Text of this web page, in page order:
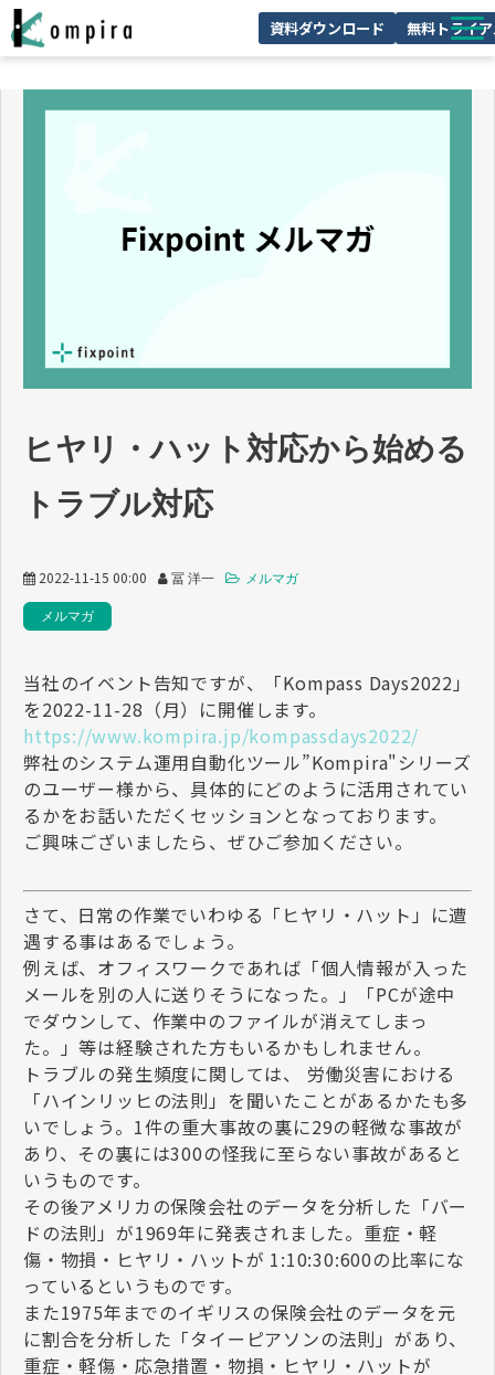
資料ダウンロード 無料トライ
技術情報
ヒヤリ・ハット対応から始める
トラブル対応
2022-11-15 00:00 冨 洋一 メルマガ
メルマガ
当社のイベント告知ですが、「Kompass Days2022」
を2022-11-28（月）に開催します。
https://www.kompira.jp/kompassdays2022/
弊社のシステム運用自動化ツール”Kompira"シリーズ
のユーザー様から、具体的にどのように活用されてい
るかをお話いただくセッションとなっております。
ご興味ございましたら、ぜひご参加ください。
さて、日常の作業でいわゆる「ヒヤリ・ハット」に遭
遇する事はあるでしょう。
例えば、オフィスワークであれば「個人情報が入った
メールを別の人に送りそうになった。」「PCが途中
でダウンして、作業中のファイルが消えてしまっ
た。」等は経験された方もいるかもしれません。
トラブルの発生頻度に関しては、 労働災害における
「ハインリッヒの法則」を聞いたことがあるかたも多
いでしょう。1件の重大事故の裏に29の軽微な事故が
あり、その裏には300の怪我に至らない事故があると
いうものです。
その後アメリカの保険会社のデータを分析した「バー
ドの法則」が1969年に発表されました。重症・軽
傷・物損・ヒヤリ・ハットが 1:10:30:600の比率にな
っているというものです。
また1975年までのイギリスの保険会社のデータを元
に割合を分析した「タイーピアソンの法則」があり、
重症・軽傷・応急措置・物損・ヒヤリ・ハットが